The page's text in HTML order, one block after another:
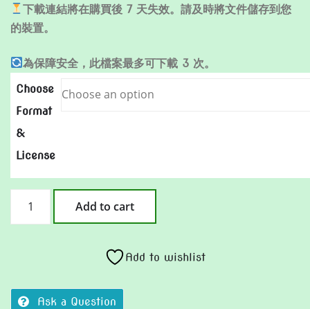
下載連結將在購買後 7 天失效。請及時將文件儲存到您
的裝置。
為保障安全，此檔案最多可下載 3 次。
Choose
Format
&
License
quantity
Add to cart
Add to wishlist
Ask a Question